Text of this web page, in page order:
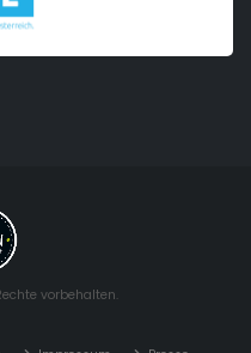
vorbehalten.